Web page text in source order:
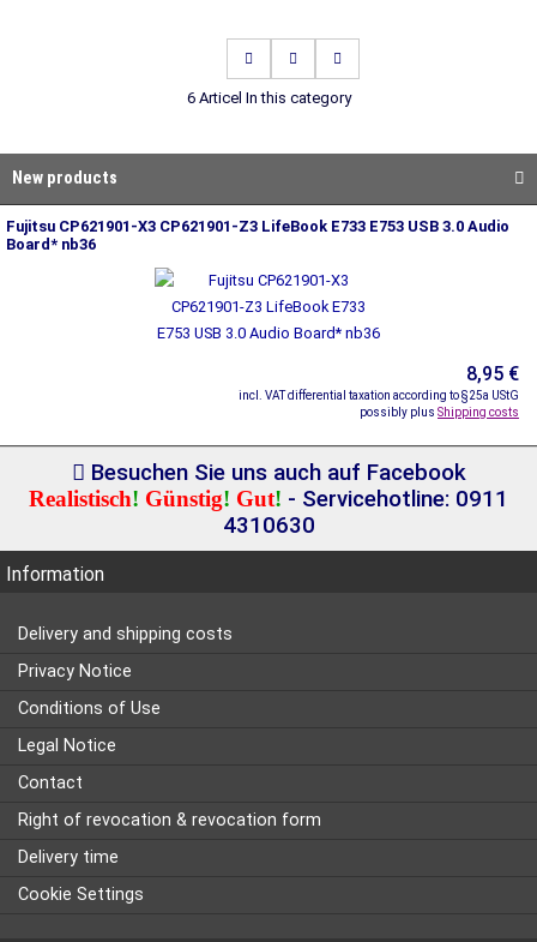
6 Articel In this category
New products
Fujitsu CP621901-X3 CP621901-Z3 LifeBook E733 E753 USB 3.0 Audio
Board* nb36
8,95 €
incl. VAT differential taxation according to §25a UStG
possibly plus Shipping costs
Besuchen Sie uns auch auf Facebook
Realistisch! Günstig! Gut! - Servicehotline: 0911
4310630
Information
Delivery and shipping costs
Privacy Notice
Conditions of Use
Legal Notice
Contact
Right of revocation & revocation form
Delivery time
Cookie Settings